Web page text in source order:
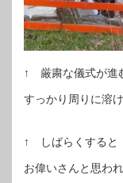
↑ 厳粛な儀式が進
すっかり周りに溶
↑ しばらくすると
お偉いさんと思わ